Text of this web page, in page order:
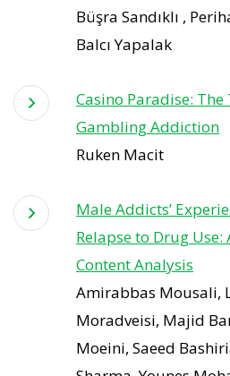
Büşra Sandıklı ,
Balcı Yapalak
Casino Paradise:
Gambling Addiction
Ruken Macit
Male Addicts’
Relapse to Drug
Content Analysis
Amirabbas Mousali,
Moradveisi, Majid
Moeini, Saeed